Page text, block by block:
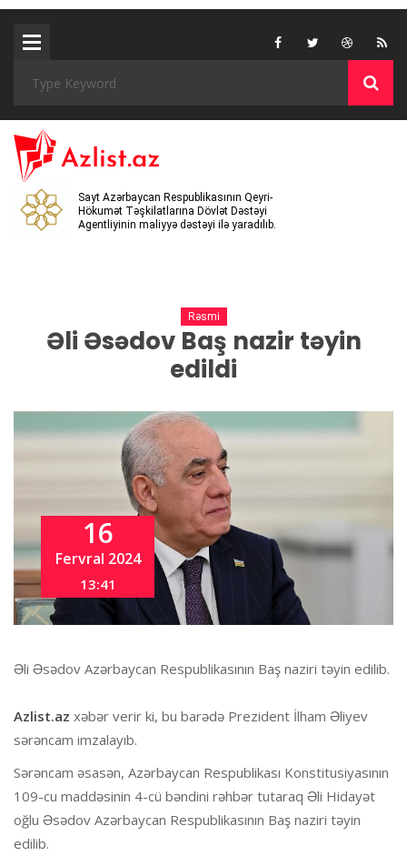
Sayt Azərbaycan Respublikasının Qeyri-
Hökumət Təşkilatlarına Dövlət Dəstəyi
Agentliyinin maliyyə dəstəyi ilə yaradılıb.
Rəsmi
Əli Əsədov Baş nazir təyin
edildi
16
Fervral 2024
13:41
Əli Əsədov Azərbaycan Respublikasının Baş naziri təyin edilib.
Azlist.az xəbər verir ki, bu barədə Prezident İlham Əliyev
sərəncam imzalayıb.
Sərəncam əsasən, Azərbaycan Respublikası Konstitusiyasının
109-cu maddəsinin 4-cü bəndini rəhbər tutaraq Əli Hidayət
oğlu Əsədov Azərbaycan Respublikasının Baş naziri təyin
edilib.